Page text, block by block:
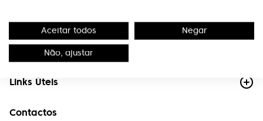
A Optivisão
Links Úteis
Contactos
Aceitar todos Negar
Não, ajustar